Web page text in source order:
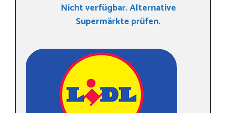
Nicht verfügbar. Alternative
Supermärkte prüfen.